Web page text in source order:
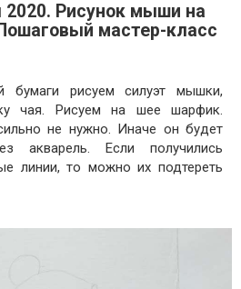
Рисунок мыши на
мастер-класс
бумаги рисуем силуэт мышки,
чая. Рисуем на шее шарфик.
не нужно. Иначе он будет
акварель. Если получились
линии, то можно их подтереть